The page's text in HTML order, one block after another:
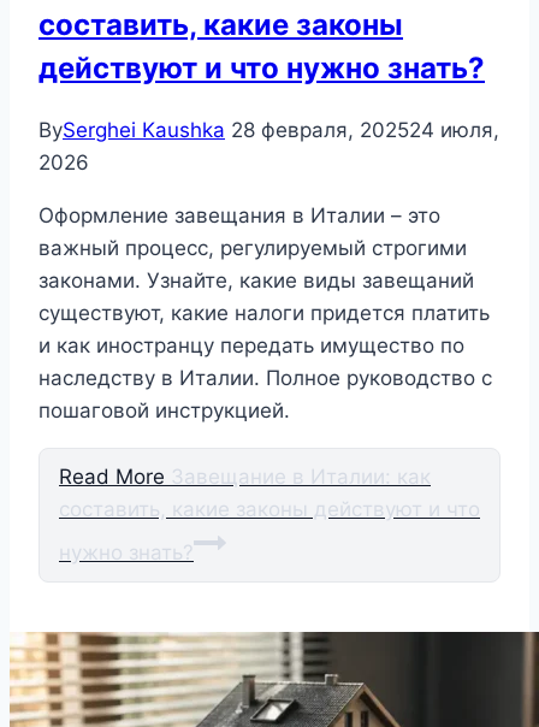
составить, какие законы
действуют и что нужно знать?
BySerghei Kaushka 28 февраля, 202524 июля,
2026
Оформление завещания в Италии – это
важный процесс, регулируемый строгими
законами. Узнайте, какие виды завещаний
существуют, какие налоги придется платить
и как иностранцу передать имущество по
наследству в Италии. Полное руководство с
пошаговой инструкцией.
Read More Завещание в Италии: как
составить, какие законы действуют и что
нужно знать?